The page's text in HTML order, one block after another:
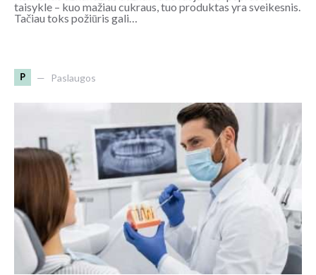
taisykle – kuo mažiau cukraus, tuo produktas yra sveikesnis.
Tačiau toks požiūris gali…
P Paslaugos